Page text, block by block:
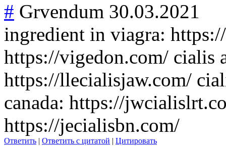
# Grvendum 30.03.2021
ingredient in viagra:
https://vigedon.com/ cialis
https://llecialisjaw.com/
canada: https://
https://jecialisbn.com/
Ответить | Ответить с цитатой | Цитировать